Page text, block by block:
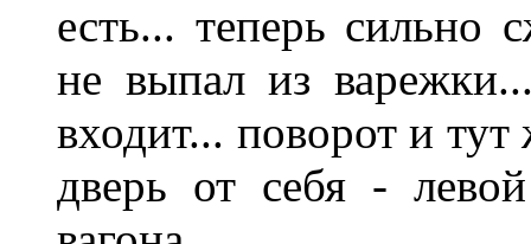
есть... теперь сильно
не выпал из
входит... поворот и
дверь от себя -